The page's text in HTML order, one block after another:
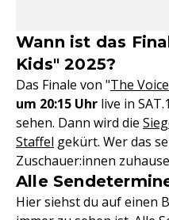
Wann ist das
Kids" 2025?
Das Finale von "The
um 20:15 Uhr live in
sehen. Dann wird die
Staffel gekürt. Wer das
Zuschauer:innen
Alle
Hier siehst du auf einen